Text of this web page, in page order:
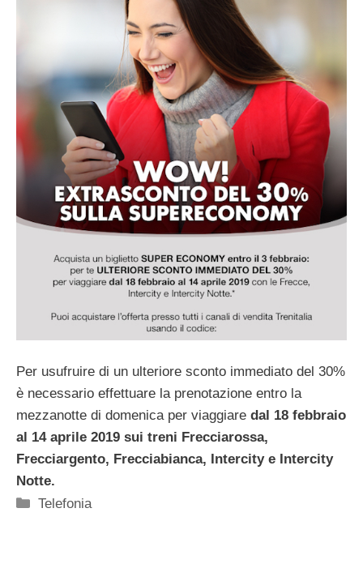
Per usufruire di un ulteriore sconto immediato del 30%
è necessario effettuare la prenotazione entro la
mezzanotte di domenica per viaggiare dal 18 febbraio
al 14 aprile 2019 sui treni Frecciarossa,
Frecciargento, Frecciabianca, Intercity e Intercity
Notte.
Categorie
Telefonia